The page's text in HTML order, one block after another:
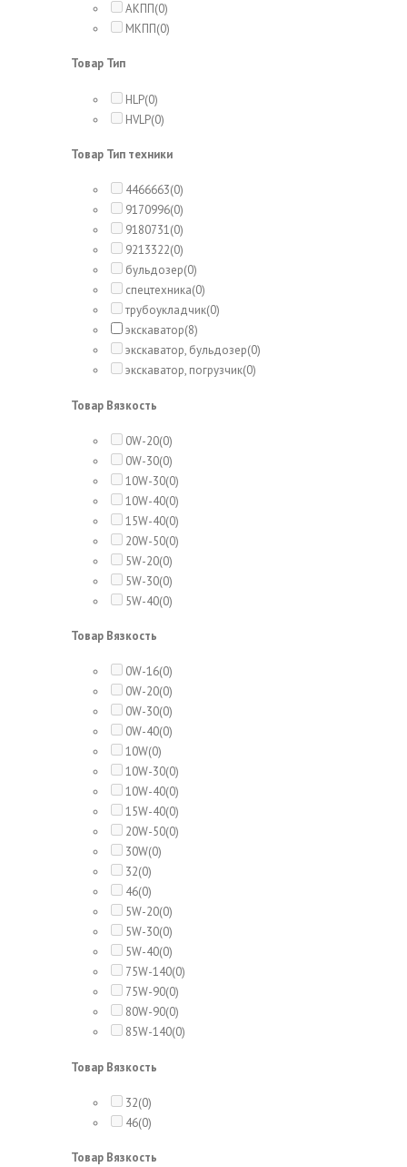
АКПП(0)
МКПП(0)
Товар Тип
HLP(0)
HVLP(0)
Товар Тип техники
4466663(0)
9170996(0)
9180731(0)
9213322(0)
бульдозер(0)
спецтехника(0)
трубоукладчик(0)
экскаватор(8)
экскаватор, бульдозер(0)
экскаватор, погрузчик(0)
Товар Вязкость
0W-20(0)
0W-30(0)
10W-30(0)
10W-40(0)
15W-40(0)
20W-50(0)
5W-20(0)
5W-30(0)
5W-40(0)
Товар Вязкость
0W-16(0)
0W-20(0)
0W-30(0)
0W-40(0)
10W(0)
10W-30(0)
10W-40(0)
15W-40(0)
20W-50(0)
30W(0)
32(0)
46(0)
5W-20(0)
5W-30(0)
5W-40(0)
75W-140(0)
75W-90(0)
80W-90(0)
85W-140(0)
Товар Вязкость
32(0)
46(0)
Товар Вязкость